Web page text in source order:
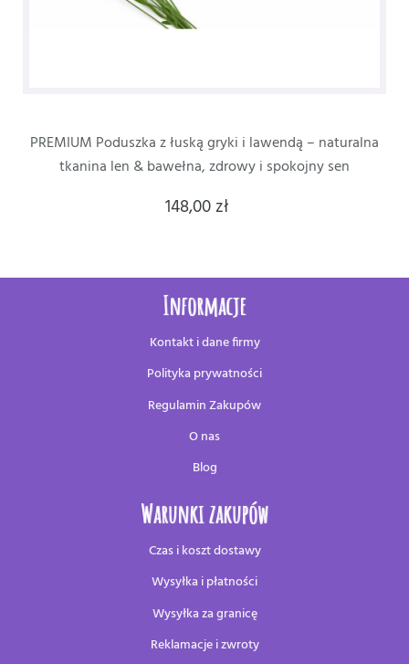
Poduszka z łuską gryki i lawendą – naturalna
tkanina len & bawełna, zdrowy i spokojny sen
148,00 zł
Informacje
Kontakt i dane firmy
Polityka prywatności
Regulamin Zakupów
O nas
Blog
Warunki zakupów
Czas i koszt dostawy
Wysyłka i płatności
Wysyłka za granicę
Reklamacje i zwroty